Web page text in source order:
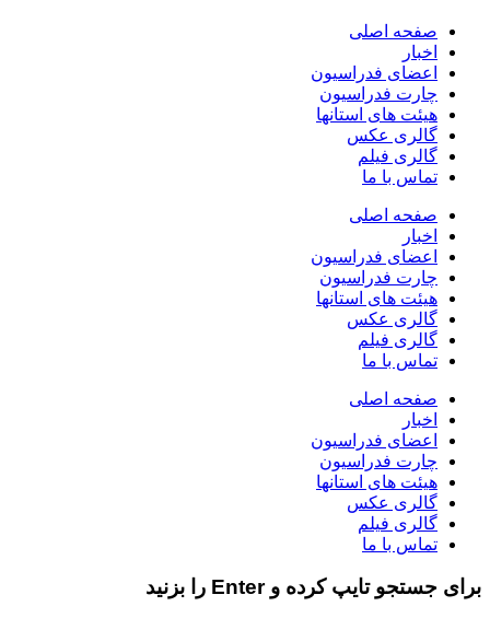
صفحه اصلی
اخبار
اعضای فدراسیون
چارت فدراسیون
هیئت های استانها
گالری عکس
گالری فیلم
تماس با ما
صفحه اصلی
اخبار
اعضای فدراسیون
چارت فدراسیون
هیئت های استانها
گالری عکس
گالری فیلم
تماس با ما
صفحه اصلی
اخبار
اعضای فدراسیون
چارت فدراسیون
هیئت های استانها
گالری عکس
گالری فیلم
تماس با ما
برای جستجو تایپ کرده و Enter را بزنید